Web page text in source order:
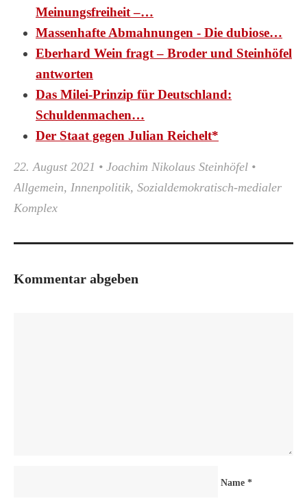
Meinungsfreiheit –…
Massenhafte Abmahnungen - Die dubiose…
Eberhard Wein fragt – Broder und Steinhöfel
antworten
Das Milei-Prinzip für Deutschland:
Schuldenmachen…
Der Staat gegen Julian Reichelt*
22. August 2021 • Joachim Nikolaus Steinhöfel •
Allgemein, Innenpolitik, Sozialdemokratisch-medialer
Komplex
Kommentar abgeben
Name *